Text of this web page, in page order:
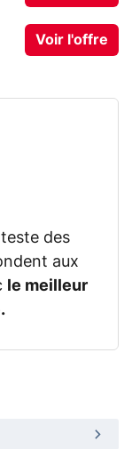
Voir l'offre
des
aux
le meilleur